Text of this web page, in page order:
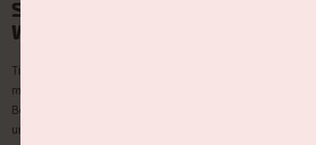
Skybox verhuur The
Weeknd
Tijdens het concert van The Weeknd bieden we
meerdere exclusieve opties voor jou en je gezelschap.
Beleef een onvergetelijke avond op één van de meest
unieke plekken in het stadion.